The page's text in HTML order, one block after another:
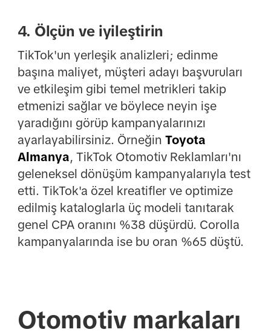
4. Ölçün ve iyileştirin
TikTok'un yerleşik analizleri; edinme
başına maliyet, müşteri adayı başvuruları
ve etkileşim gibi temel metrikleri takip
etmenizi sağlar ve böylece neyin işe
yaradığını görüp kampanyalarınızı
ayarlayabilirsiniz. Örneğin Toyota
Almanya, TikTok Otomotiv Reklamları'nı
geleneksel dönüşüm kampanyalarıyla test
etti. TikTok'a özel kreatifler ve optimize
edilmiş kataloglarla üç modeli tanıtarak
genel CPA oranını %38 düşürdü. Corolla
kampanyalarında ise bu oran %65 düştü.
Otomotiv markaları